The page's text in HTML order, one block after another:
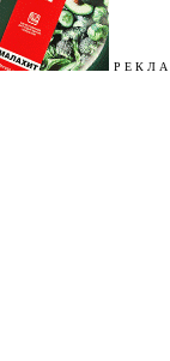
Р Е К Л